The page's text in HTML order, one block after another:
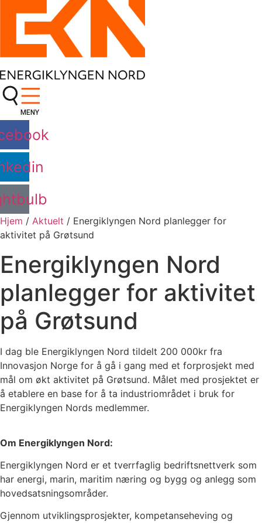
content
MENY
Hjem / Aktuelt / Energiklyngen Nord planlegger for
aktivitet på Grøtsund
Energiklyngen Nord
planlegger for aktivitet
på Grøtsund
I dag ble Energiklyngen Nord tildelt 200 000kr fra
Innovasjon Norge for å gå i gang med et forprosjekt med
mål om økt aktivitet på Grøtsund. Målet med prosjektet er
å etablere en base for å ta industriområdet i bruk for
Energiklyngen Nords medlemmer.
Om Energiklyngen Nord:
Energiklyngen Nord er et tverrfaglig bedriftsnettverk som
har energi, marin, maritim næring og bygg og anlegg som
hovedsatsningsområder.
Gjennom utviklingsprosjekter, kompetanseheving og